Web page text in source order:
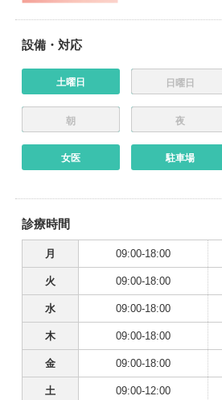
設備・対応
土曜日 日曜日
朝 夜
女医 駐車場
診療時間
月 09:00-18:00
火 09:00-18:00
水 09:00-18:00
木 09:00-18:00
金 09:00-18:00
土 09:00-12:00